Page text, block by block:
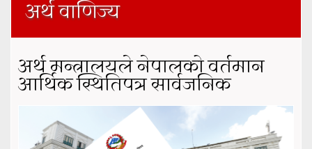
अर्थ वाणिज्य
अर्थ मन्त्रालयले नेपालको वर्तमान
आर्थिक स्थितिपत्र सार्वजनिक